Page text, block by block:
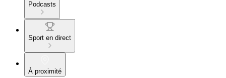
Podcasts
Sport en direct
À proximité